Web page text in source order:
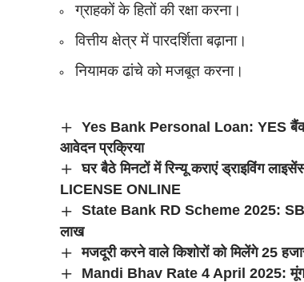
ग्राहकों के हितों की रक्षा करना।
वित्तीय क्षेत्र में पारदर्शिता बढ़ाना।
नियामक ढांचे को मजबूत करना।
Yes Bank Personal Loan: YES
आवेदन प्रक्रिया
घर बैठे मिनटों में रिन्यू कराएं ड्राइविंग
LICENSE ONLINE
State Bank RD Scheme 2025: SBI
लाख
मजदूरी करने वाले किशोरों को मिलेंगे 25
Mandi Bhav Rate 4 April 2025: मूंग